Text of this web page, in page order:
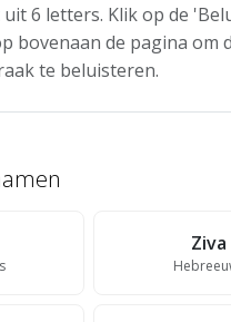
6 letters. Klik op de
bovenaan de pagina om
te beluisteren.
Ziva